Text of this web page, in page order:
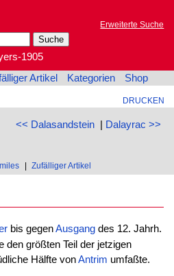
Erweiterte Suche
1905
Artikel Kategorien Shop
DRUCKEN
<< Dalasandstein| Dalayrac >>
Zufälliger Artikel
bis gegenAusgangdes 12. Jahrh.
den größten Teil der jetzigen
Hälfte vonAntrim umfaßte.